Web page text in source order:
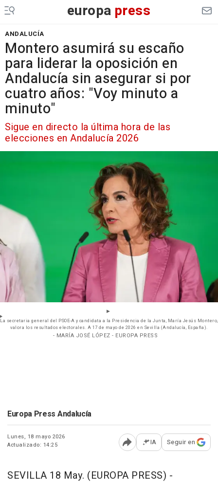
europa press
ANDALUCÍA
Montero asumirá su escaño
para liderar la oposición en
Andalucía sin asegurar si por
cuatro años: "Voy minuto a
minuto"
Sigue en directo la última hora de las
elecciones en Andalucía 2026
La secretaria general del PSOE-A y candidata a la Presidencia de la Junta, María Jesús Montero,
valora los resultados electorales. A 17 de mayo de 2026 en Sevilla (Andalucía, España).
- MARÍA JOSÉ LÓPEZ - EUROPA PRESS
Europa Press Andalucía
Lunes, 18 mayo 2026
Actualizado: 14:25
Abrir opciones para
IA Seguir en
SEVILLA 18 May. (EUROPA PRESS) -